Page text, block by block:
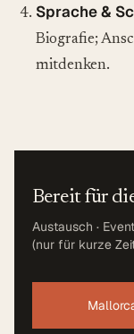
Sprache &
Biografie;
mitdenken.
Bereit für
Austausch ·
(nur für kurze